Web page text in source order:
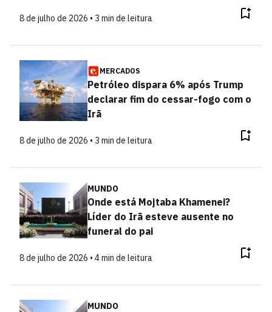
8 de julho de 2026 • 3 min de leitura
MERCADOS
Petróleo dispara 6% após Trump
declarar fim do cessar-fogo com o
Irã
8 de julho de 2026 • 3 min de leitura
MUNDO
Onde está Mojtaba Khamenei?
Líder do Irã esteve ausente no
funeral do pai
8 de julho de 2026 • 4 min de leitura
MUNDO